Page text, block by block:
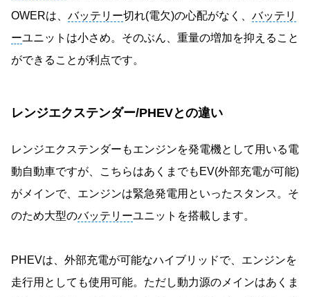
OWERは、 バッテリー切れ(電欠)の心配がなく、 バッテリ
ーユニットは小さめ。そのぶん、重量の増加を抑えること
ができることが利点です。
レンジエクステンダー/PHEVとの違い
レンジエクステンダーもエンジンを発電機として用いる電
動自動車ですが、こちらはあくまでもEV(外部充電が可能)
がメインで、エンジンは緊急発電用といったスタンス。そ
のため大型のバッテリーユニットを搭載します。
PHEVは、外部充電が可能なハイブリッドで、エンジンを
走行用としても使用可能。ただし動力源のメインはあくま